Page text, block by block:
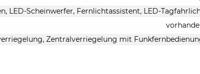
LED-Scheinwerfer, Fernlichtassistent, LED-
Zentralverriegelung mit